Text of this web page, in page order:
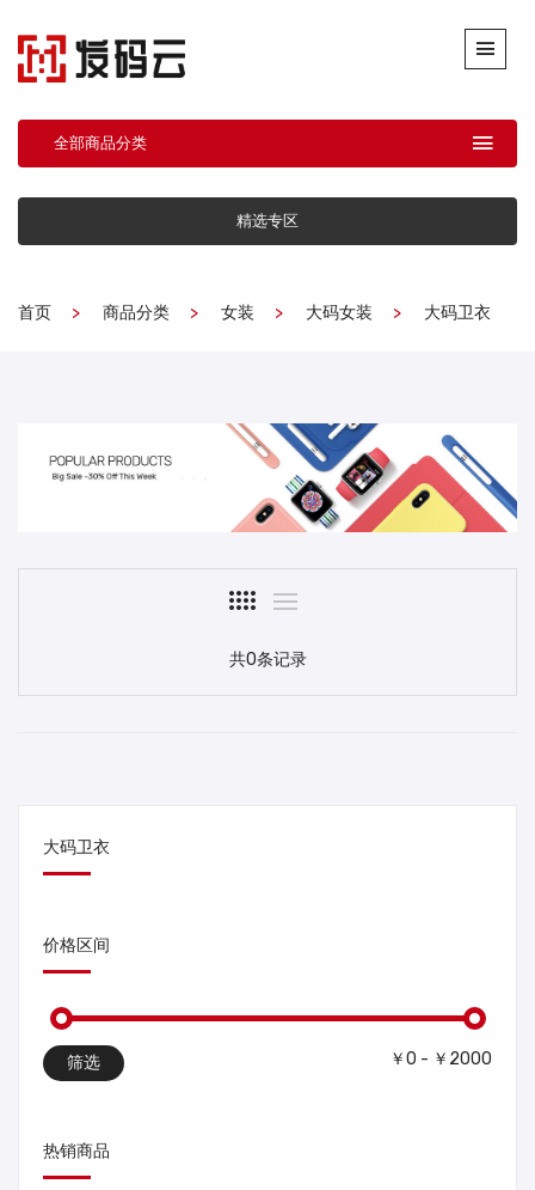
全部商品分类
精选专区
首页 商品分类 女装 大码女装 大码卫衣
共0条记录
大码卫衣
价格区间
筛选 ￥0 - ￥2000
热销商品